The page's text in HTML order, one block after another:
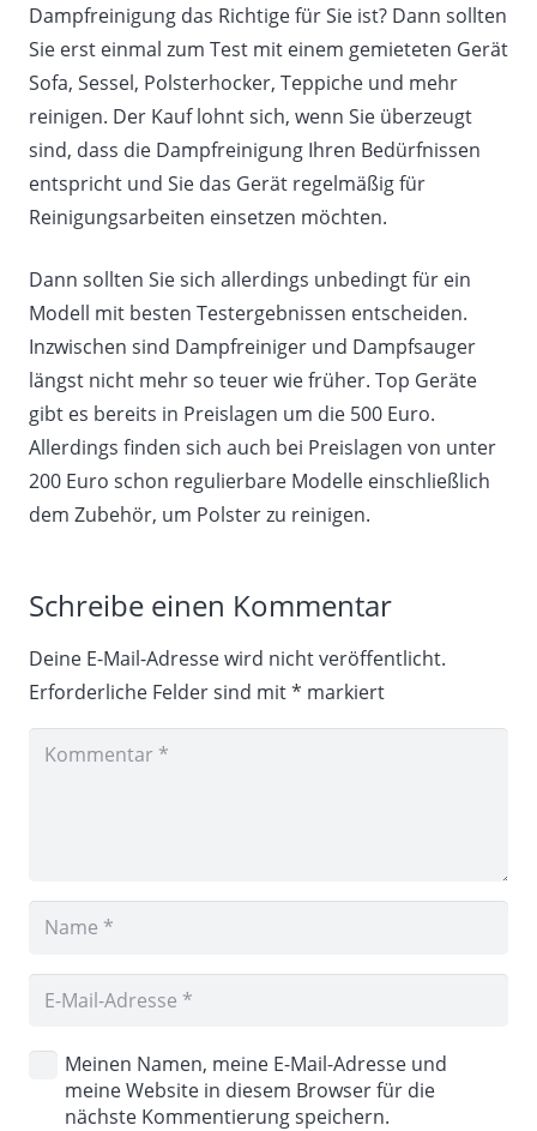
Dampfreinigung das Richtige für Sie ist? Dann sollten
Sie erst einmal zum Test mit einem gemieteten Gerät
Sofa, Sessel, Polsterhocker, Teppiche und mehr
reinigen. Der Kauf lohnt sich, wenn Sie überzeugt
sind, dass die Dampfreinigung Ihren Bedürfnissen
entspricht und Sie das Gerät regelmäßig für
Reinigungsarbeiten einsetzen möchten.
Dann sollten Sie sich allerdings unbedingt für ein
Modell mit besten Testergebnissen entscheiden.
Inzwischen sind Dampfreiniger und Dampfsauger
längst nicht mehr so teuer wie früher. Top Geräte
gibt es bereits in Preislagen um die 500 Euro.
Allerdings finden sich auch bei Preislagen von unter
200 Euro schon regulierbare Modelle einschließlich
dem Zubehör, um Polster zu reinigen.
Schreibe einen Kommentar
Deine E-Mail-Adresse wird nicht veröffentlicht.
Erforderliche Felder sind mit* markiert
Meinen Namen, meine E-Mail-Adresse und
meine Website in diesem Browser für die
nächste Kommentierung speichern.